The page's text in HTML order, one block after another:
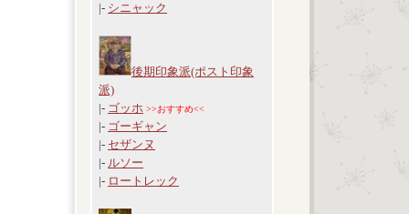
|- シニャック
後期印象派(ポスト印象
派)
|- ゴッホ >>おすすめ<<
|- ゴーギャン
|- セザンヌ
|- ルソー
|- ロートレック